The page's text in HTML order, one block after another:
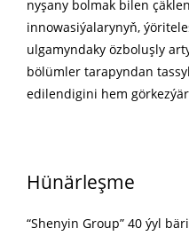
nyşany bolmak bilen
innowasiýalarynyň,
ulgamyndaky özboluşly
bölümler tarapyndan
edilendigini hem
Hünärleşme
“Shenyin Group” 40 ýyl